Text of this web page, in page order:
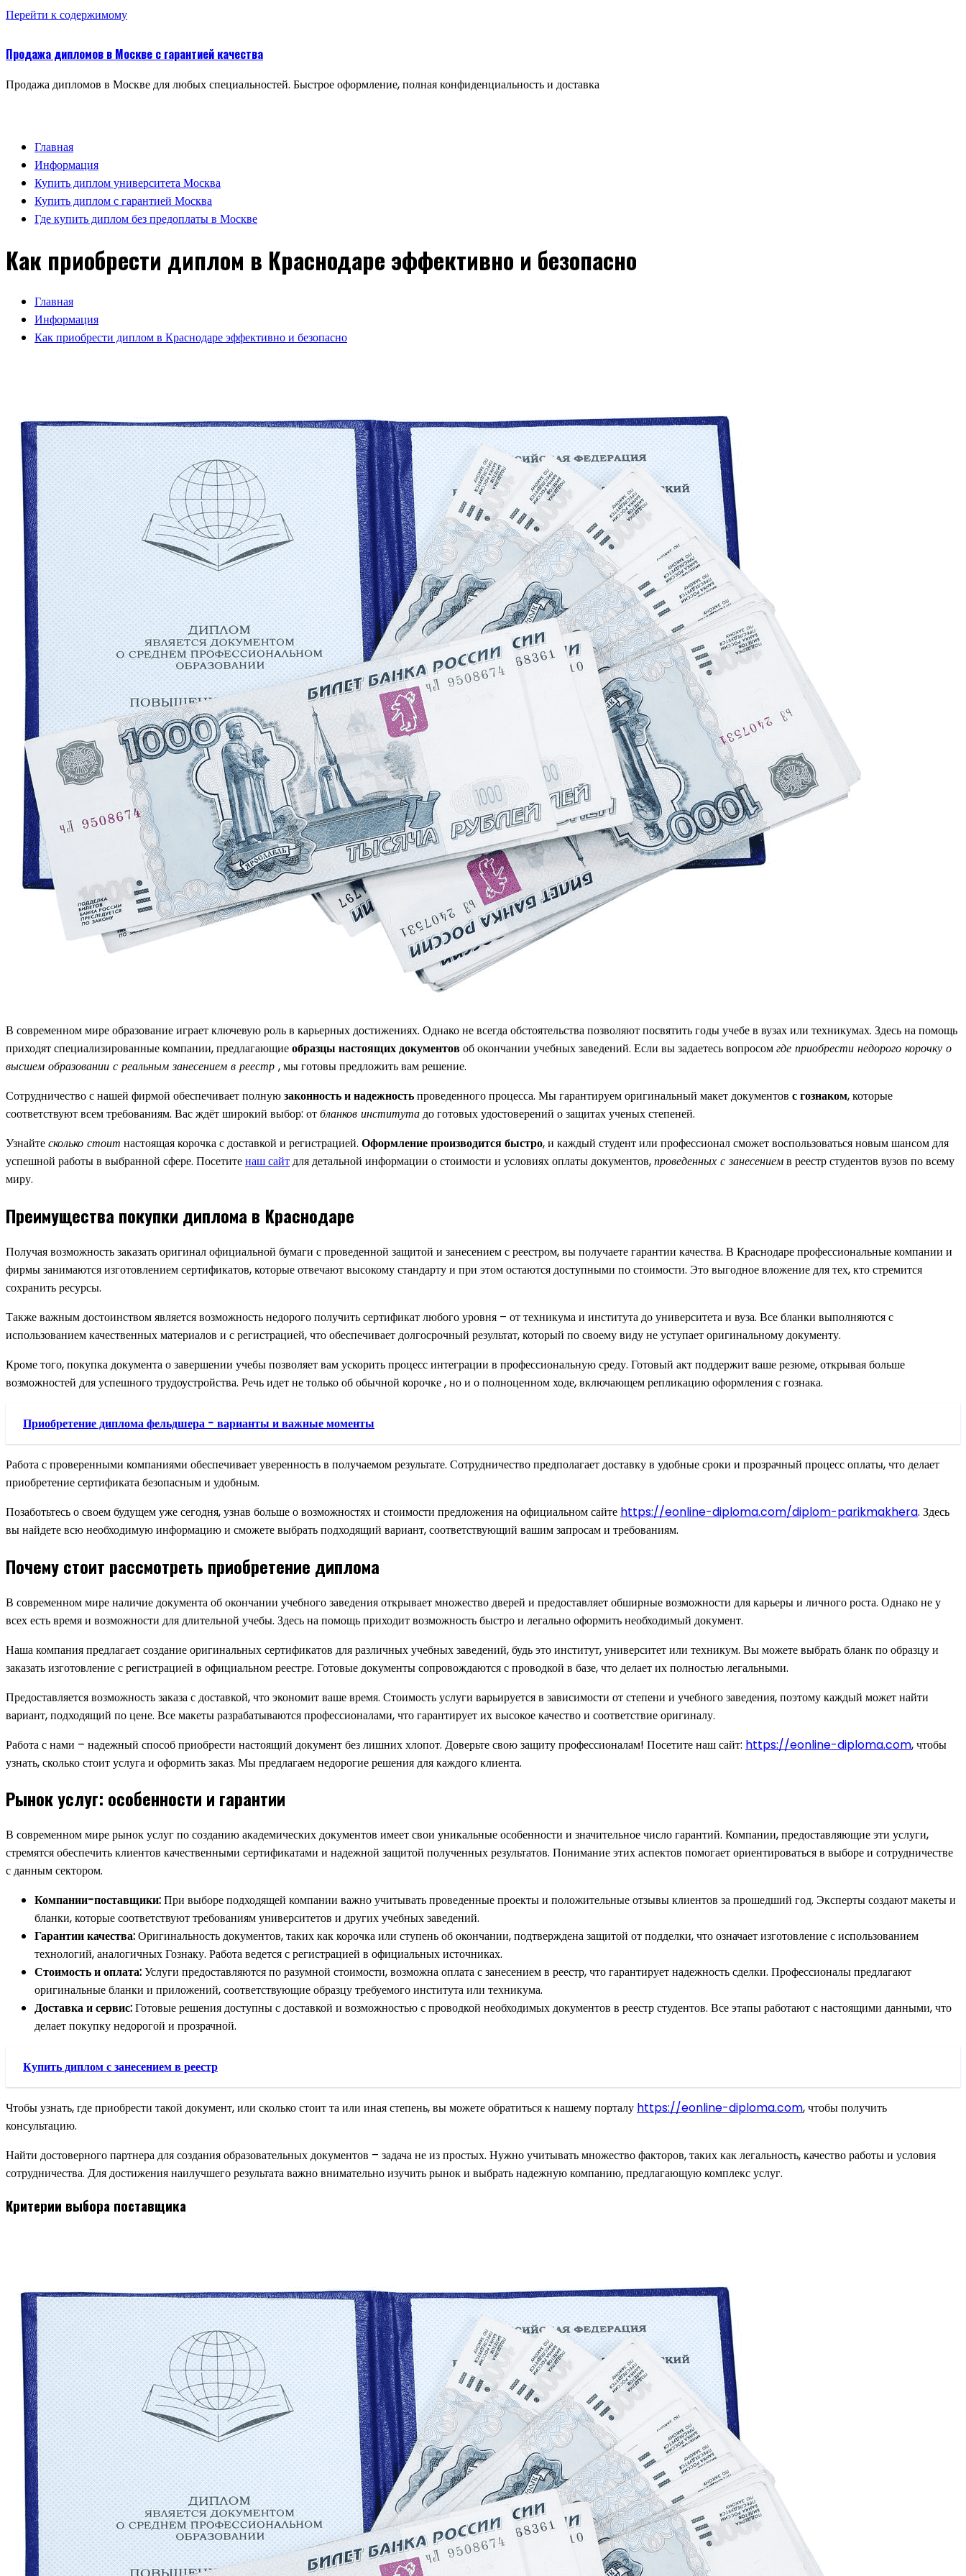
Перейти к содержимому
Продажа дипломов в Москве с гарантией качества
Продажа дипломов в Москве для любых специальностей. Быстрое оформление, полная конфиденциальность и доставка
Главная
Информация
Купить диплом университета Москва
Купить диплом с гарантией Москва
Где купить диплом без предоплаты в Москве
Как приобрести диплом в Краснодаре эффективно и безопасно
Главная
Информация
Как приобрести диплом в Краснодаре эффективно и безопасно
В современном мире образование играет ключевую роль в карьерных достижениях. Однако не всегда обстоятельства позволяют посвятить годы учебе в вузах или техникумах. Здесь на помощь
приходят специализированные компании, предлагающиеобразцы настоящих документовоб окончании учебных заведений. Если вы задаетесь вопросомгде приобрести недорого корочку о
высшем образовании с реальным занесением в реестр , мы готовы предложить вам решение.
Сотрудничество с нашей фирмой обеспечивает полнуюзаконность и надежностьпроведенного процесса. Мы гарантируем оригинальный макет документов с гознаком, которые
соответствуют всем требованиям. Вас ждёт широкий выбор: отбланков институтадо готовых удостоверений о защитах ученых степеней.
Узнайтесколько стоит настоящая корочка с доставкой и регистрацией. Оформление производится быстро, и каждый студент или профессионал сможет воспользоваться новым шансом для
успешной работы в выбранной сфере. Посетитенаш сайтдля детальной информации о стоимости и условиях оплаты документов,проведенных с занесениемв реестр студентов вузов по всему
миру.
Преимущества покупки диплома в Краснодаре
Получая возможность заказать оригинал официальной бумаги с проведенной защитой и занесением с реестром, вы получаете гарантии качества. В Краснодаре профессиональные компании и
фирмы занимаются изготовлением сертификатов, которые отвечают высокому стандарту и при этом остаются доступными по стоимости. Это выгодное вложение для тех, кто стремится
сохранить ресурсы.
Также важным достоинством является возможность недорого получить сертификат любого уровня – от техникума и института до университета и вуза. Все бланки выполняются с
использованием качественных материалов и с регистрацией, что обеспечивает долгосрочный результат, который по своему виду не уступает оригинальному документу.
Кроме того, покупка документа о завершении учебы позволяет вам ускорить процесс интеграции в профессиональную среду. Готовый акт поддержит ваше резюме, открывая больше
возможностей для успешного трудоустройства. Речь идет не только об обычной корочке , но и о полноценном ходе, включающем репликацию оформления с гознака.
Приобретение диплома фельдшера - варианты и важные моменты
Работа с проверенными компаниями обеспечивает уверенность в получаемом результате. Сотрудничество предполагает доставку в удобные сроки и прозрачный процесс оплаты, что делает
приобретение сертификата безопасным и удобным.
Позаботьтесь о своем будущем уже сегодня, узнав больше о возможностях и стоимости предложения на официальном сайте https://eonline-diploma.com/diplom-parikmakhera. Здесь
вы найдете всю необходимую информацию и сможете выбрать подходящий вариант, соответствующий вашим запросам и требованиям.
Почему стоит рассмотреть приобретение диплома
В современном мире наличие документа об окончании учебного заведения открывает множество дверей и предоставляет обширные возможности для карьеры и личного роста. Однако не у
всех есть время и возможности для длительной учебы. Здесь на помощь приходит возможность быстро и легально оформить необходимый документ.
Наша компания предлагает создание оригинальных сертификатов для различных учебных заведений, будь это институт, университет или техникум. Вы можете выбрать бланк по образцу и
заказать изготовление с регистрацией в официальном реестре. Готовые документы сопровождаются с проводкой в базе, что делает их полностью легальными.
Предоставляется возможность заказа с доставкой, что экономит ваше время. Стоимость услуги варьируется в зависимости от степени и учебного заведения, поэтому каждый может найти
вариант, подходящий по цене. Все макеты разрабатываются профессионалами, что гарантирует их высокое качество и соответствие оригиналу.
Работа с нами – надежный способ приобрести настоящий документ без лишних хлопот. Доверьте свою защиту профессионалам! Посетите наш сайт: https://eonline-diploma.com, чтобы
узнать, сколько стоит услуга и оформить заказ. Мы предлагаем недорогие решения для каждого клиента.
Рынок услуг: особенности и гарантии
В современном мире рынок услуг по созданию академических документов имеет свои уникальные особенности и значительное число гарантий. Компании, предоставляющие эти услуги,
стремятся обеспечить клиентов качественными сертификатами и надежной защитой полученных результатов. Понимание этих аспектов помогает ориентироваться в выборе и сотрудничестве
с данным сектором.
Компании-поставщики:При выборе подходящей компании важно учитывать проведенные проекты и положительные отзывы клиентов за прошедший год. Эксперты создают макеты и
бланки, которые соответствуют требованиям университетов и других учебных заведений.
Гарантии качества:Оригинальность документов, таких как корочка или ступень об окончании, подтверждена защитой от подделки, что означает изготовление с использованием
технологий, аналогичных Гознаку. Работа ведется с регистрацией в официальных источниках.
Стоимость и оплата:Услуги предоставляются по разумной стоимости, возможна оплата с занесением в реестр, что гарантирует надежность сделки. Профессионалы предлагают
оригинальные бланки и приложений, соответствующие образцу требуемого института или техникума.
Доставка и сервис:Готовые решения доступны с доставкой и возможностью с проводкой необходимых документов в реестр студентов. Все этапы работают с настоящими данными, что
делает покупку недорогой и прозрачной.
Купить диплом с занесением в реестр
Чтобы узнать, где приобрести такой документ, или сколько стоит та или иная степень, вы можете обратиться к нашему порталу https://eonline-diploma.com, чтобы получить
консультацию.
Найти достоверного партнера для создания образовательных документов – задача не из простых. Нужно учитывать множество факторов, таких как легальность, качество работы и условия
сотрудничества. Для достижения наилучшего результата важно внимательно изучить рынок и выбрать надежную компанию, предлагающую комплекс услуг.
Критерии выбора поставщика